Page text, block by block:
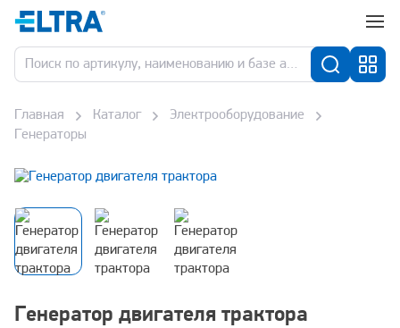
Главная Каталог
Электрооборудование
Генераторы
Генератор двигателя трактора